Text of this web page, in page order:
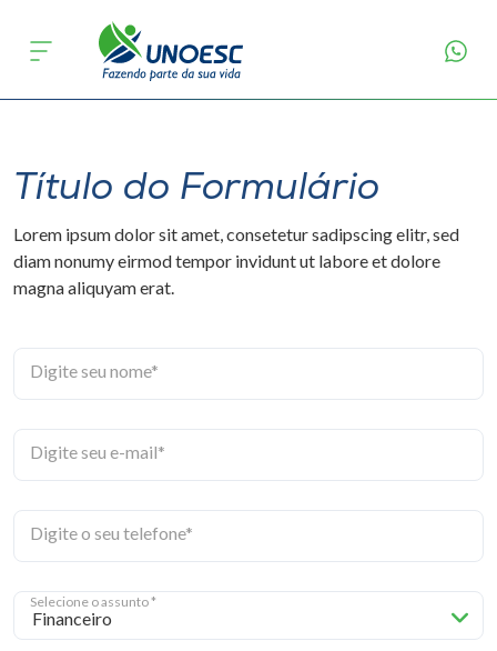
Cursos
Pesquisa
Atendimento ao Estudante
Internacionalização
I.nova
Diplomados
Contato
Título do Formulário
Lorem ipsum dolor sit amet, consetetur sadipscing elitr, sed
diam nonumy eirmod tempor invidunt ut labore et dolore
magna aliquyam erat.
Digite seu nome*
Digite seu e-mail*
Digite o seu telefone*
Selecione o assunto *